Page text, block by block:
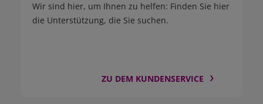
Wir sind hier, um Ihnen zu helfen: Finden Sie hier
die Unterstützung, die Sie suchen.
ZU DEM KUNDENSERVICE